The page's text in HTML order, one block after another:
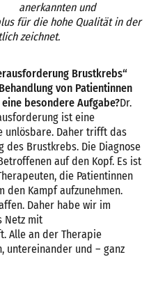
anerkannten und
für die hohe Qualität in der
zeichnet.
Brustkrebs“
von Patientinnen
besondere Aufgabe?Dr.
ist eine
unlösbare. Daher trifft das
des Brustkrebs. Die Diagnose
auf den Kopf. Es ist
die Patientinnen
den Kampf aufzunehmen.
Daher habe wir im
Netz mit
Alle an der Therapie
untereinander und – ganz